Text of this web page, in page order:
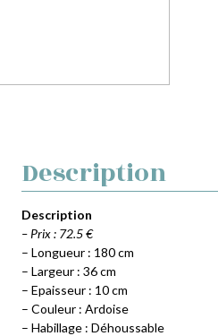
Description
Description
– Prix : 72.5 €
– Longueur : 180 cm
– Largeur : 36 cm
– Epaisseur : 10 cm
– Couleur : Ardoise
– Habillage : Déhoussable